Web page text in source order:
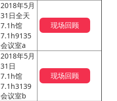
2018年5月
31日全天
7.1h馆
7.1h9135
会议室a
现场回顾
2018年5月
31日
7.1h馆
7.1h3139
会议室b
现场回顾